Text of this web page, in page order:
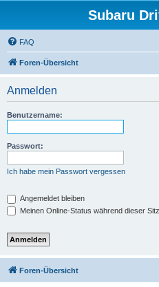
Subaru
FAQ
Foren-Übersicht
Anmelden
Benutzername:
Passwort:
Ich habe mein Passwort vergessen
Angemeldet bleiben
Meinen Online-Status während dieser
Foren-Übersicht